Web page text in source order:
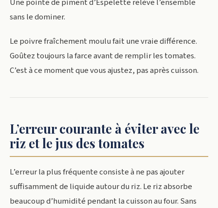
Une pointe de piment d’Espelette relève l’ensemble
sans le dominer.
Le poivre fraîchement moulu fait une vraie différence.
Goûtez toujours la farce avant de remplir les tomates.
C’est à ce moment que vous ajustez, pas après cuisson.
L’erreur courante à éviter avec le
riz et le jus des tomates
L’erreur la plus fréquente consiste à ne pas ajouter
suffisamment de liquide autour du riz. Le riz absorbe
beaucoup d’humidité pendant la cuisson au four. Sans